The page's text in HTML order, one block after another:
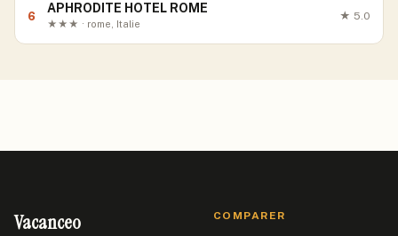
6
APHRODITE HOTEL ROME
★★★ · rome, Italie
★ 5.0
Vacanceo COMPARER